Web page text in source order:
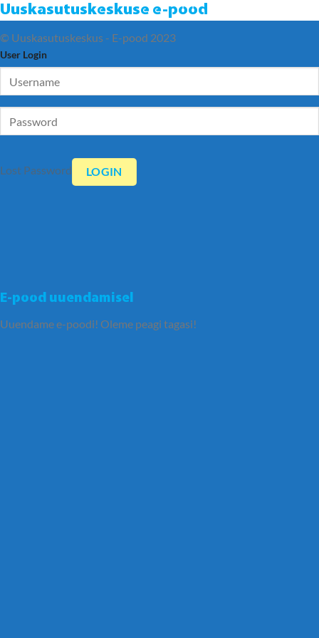
Uuskasutuskeskuse e-pood
E-pood uuendamisel
Uuendame e-poodi! Oleme peagi tagasi!
© Uuskasutuskeskus - E-pood 2023
User Login
Lost Password